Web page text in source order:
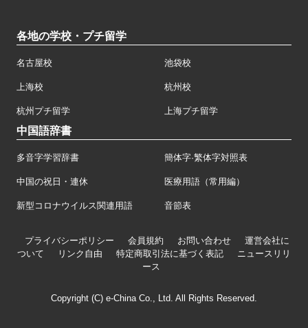
各地の学校・プチ留学
名古屋校 池袋校
上海校 杭州校
杭州プチ留学 上海プチ留学
中国語辞書
多音字学習辞書 簡体字·繁体字対照表
中国の祝日・連休 医療用語（常用編）
新型コロナウイルス関連用語 音節表
プライバシーポリシー 会員規約 お問い合わせ
運営会社に
ついて
リンク自由 特定商取引法に基づく表記
ニュースリリ
ース
Copyright (C) e-China Co., Ltd. All Rights Reserved.